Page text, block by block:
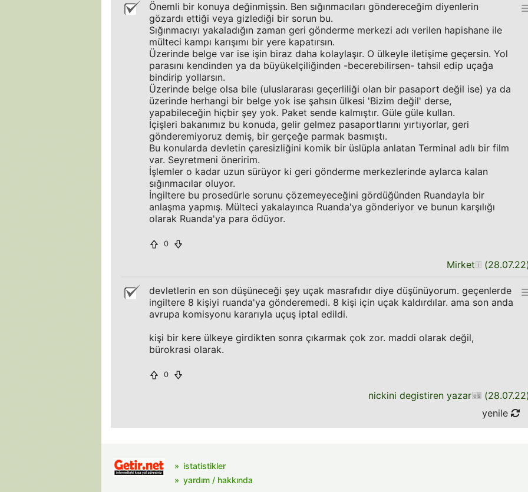
Önemli bir konuya değinmişsin. Ben sığınmacıları göndereceğim diyenlerin
gözardı ettiği veya gizlediği bir sorun bu.
Sığınmacıyı yakaladığın zaman geri gönderme merkezi adı verilen hapishane ile
mülteci kampı karışımı bir yere kapatırsın.
Üzerinde belge var ise işin biraz daha kolaylaşır. O ülkeyle iletişime geçersin. Yol
parasını kendinden ya da büyükelçiliğinden -becerebilirsen- tahsil edip uçağa
bindirip yollarsın.
Üzerinde belge olsa bile (uluslararası geçerliliği olan bir pasaport değil ise) ya da
üzerinde herhangi bir belge yok ise şahsın ülkesi 'Bizim değil' derse,
yapabileceğin hiçbir şey yok. Paket sende kalmıştır. Güle güle kullan.
İçişleri bakanımız bu konuda, gelir gelmez pasaportlarını yırtıyorlar, geri
gönderemiyoruz demiş, bir gerçeğe parmak basmıştı.
Bu konularda devletin çaresizliğini komik bir üslüpla anlatan Terminal adlı bir film
var. Seyretmeni öneririm.
İşlemler o kadar uzun sürüyor ki geri gönderme merkezlerinde aylarca kalan
sığınmacılar oluyor.
İngiltere bu prosedürle sorunu çözemeyeceğini gördüğünden Ruandayla bir
anlaşma yapmış. Mülteci yakalayınca Ruanda'ya gönderiyor ve bunun karşılığı
olarak Ruanda'ya para ödüyor.
0
Mirket (28.07.22
devletlerin en son düşüneceği şey uçak masrafıdır diye düşünüyorum. geçenlerde
ingiltere 8 kişiyi ruanda'ya gönderemedi. 8 kişi için uçak kaldırdılar. ama son anda
avrupa komisyonu kararıyla uçuş iptal edildi.
kişi bir kere ülkeye girdikten sonra çıkarmak çok zor. maddi olarak değil,
bürokrasi olarak.
0
nickini degistiren yazar (28.07.22
yenile
istatistikler
yardım / hakkında